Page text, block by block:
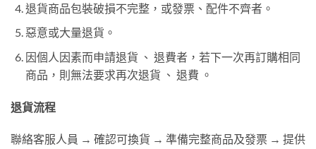
退貨商品包裝破損不完整，或發票、配件不齊者。
惡意或大量退貨。
因個人因素而申請退貨 、 退費者，若下一次再訂購相同
商品，則無法要求再次退貨 、 退費 。
退貨流程
聯絡客服人員 → 確認可換貨 → 準備完整商品及發票 → 提供